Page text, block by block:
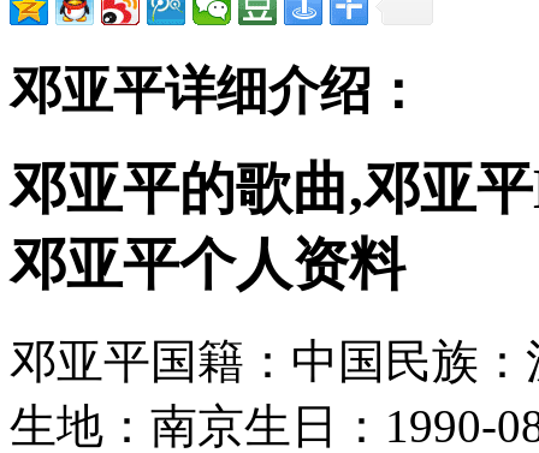
邓亚平详细介绍：
邓亚平的歌曲,邓亚
邓亚平个人资料
邓亚平国籍：中国民族
生地：南京生日：1990-